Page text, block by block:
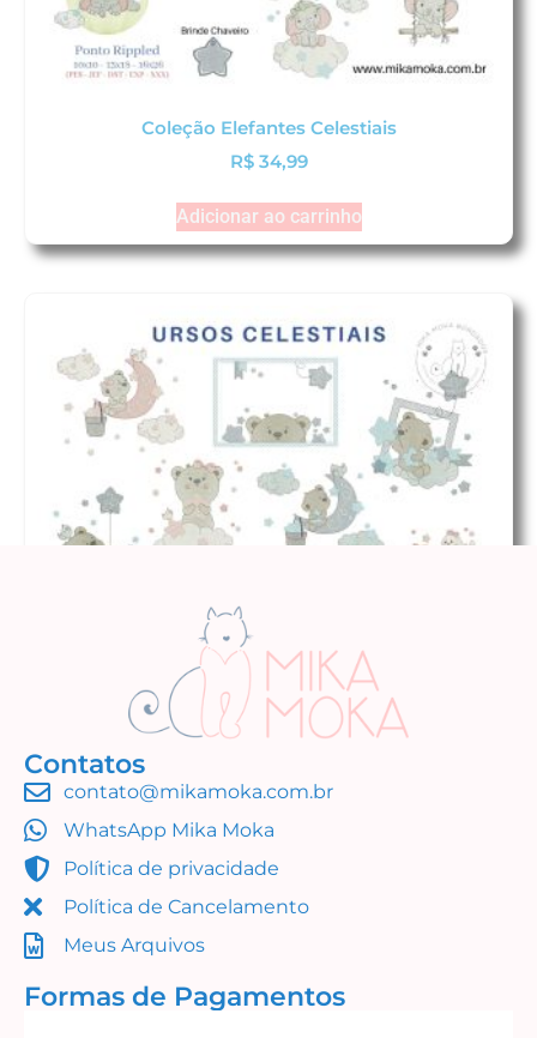
Coleção Elefantes Celestiais
R$34,99
Adicionar ao carrinho
R$34,99
Adicionar ao carrinho
Contatos
contato@mikamoka.com.br
WhatsApp Mika Moka
Política de privacidade
Política de Cancelamento
Meus Arquivos
Formas de Pagamentos